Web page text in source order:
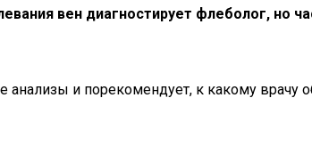
вен диагностирует флеболог, но
анализы и порекомендует, к какому врачу